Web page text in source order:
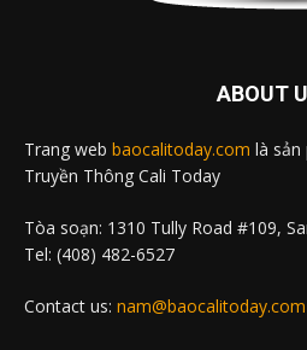
ABOUT
Trang web baocalitoday.com là sản
Truyền Thông Cali Today
Tòa soạn: 1310 Tully Road #109,
Tel: (408) 482-6527
Contact us: nam@baocalitoday.com